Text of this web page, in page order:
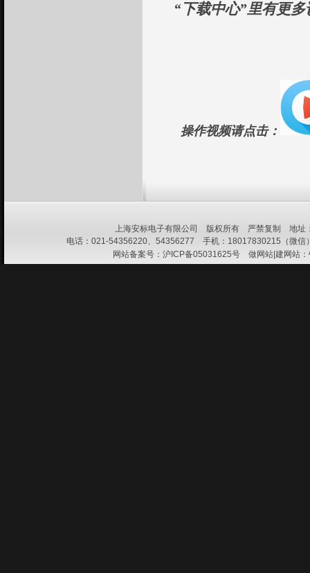
“下载中心”里有更
操作视频请点击：
上海安标电子有限公司 版权所有 严禁复制 地址
电话：021-54356220、54356277 手机：18017830215（微
网站备案号： 沪ICP备05031625号做网站|建网站：